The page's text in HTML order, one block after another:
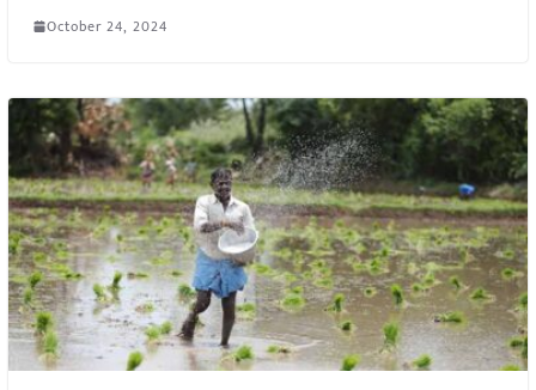
October 24, 2024